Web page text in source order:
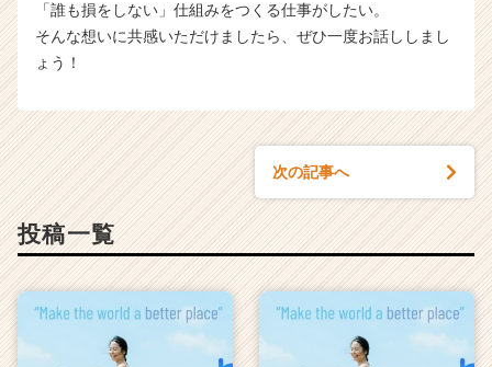
「誰も損をしない」仕組みをつくる仕事がしたい。
そんな想いに共感いただけましたら、ぜひ一度お話ししまし
ょう！
次の記事へ
投稿一覧